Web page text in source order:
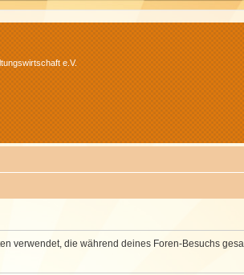
e.V.
verwendet, die während deines Foren-Besuchs